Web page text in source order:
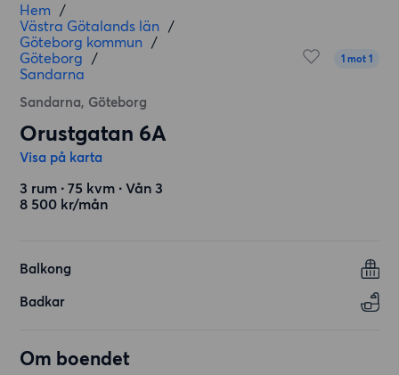
Hem /
Västra Götalands län /
Göteborg kommun /
Göteborg /
Sandarna
Sandarna, Göteborg
1 mot 1
Orustgatan 6A
Visa på karta
3 rum ∙ 75 kvm ∙ Vån 3
8 500 kr/mån
Balkong
Badkar
Om boendet